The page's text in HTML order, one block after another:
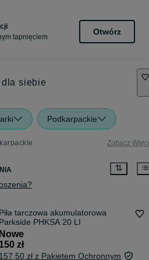
tapnięciem
Otwórz
siebie
Podkarpackie
Zobacz
Piła tarczowa akumulatorowa
Parkside PHKSA 20 LI
Nowe
150 zł
157,50 zł z Pakietem Ochronnym